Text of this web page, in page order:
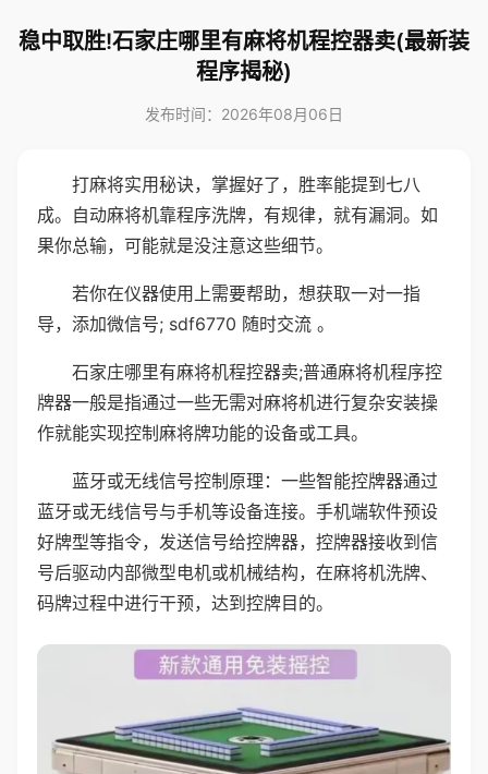
稳中取胜!石家庄哪里有麻将机程控器卖(最新装
程序揭秘)
发布时间：2026年08月06日
打麻将实用秘诀，掌握好了，胜率能提到七八
成。自动麻将机靠程序洗牌，有规律，就有漏洞。如
果你总输，可能就是没注意这些细节。
若你在仪器使用上需要帮助，想获取一对一指
导，添加微信号; sdf6770 随时交流 。
石家庄哪里有麻将机程控器卖;普通麻将机程序控
牌器一般是指通过一些无需对麻将机进行复杂安装操
作就能实现控制麻将牌功能的设备或工具。
蓝牙或无线信号控制原理：一些智能控牌器通过
蓝牙或无线信号与手机等设备连接。手机端软件预设
好牌型等指令，发送信号给控牌器，控牌器接收到信
号后驱动内部微型电机或机械结构，在麻将机洗牌、
码牌过程中进行干预，达到控牌目的。